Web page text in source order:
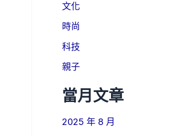
文化
時尚
科技
親子
當月文章
2025 年 8 月